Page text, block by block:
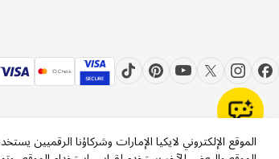
الموقع الإلكتروني لايكيا الإمارات وشركاؤنا